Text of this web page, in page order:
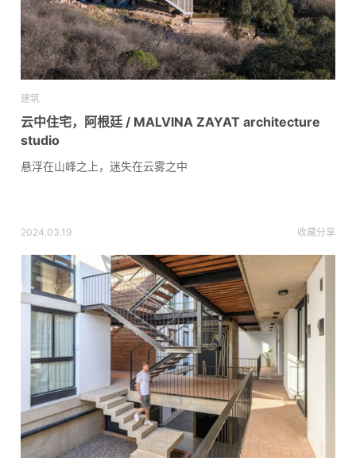
建筑
云中住宅，阿根廷 / MALVINA ZAYAT architecture
studio
悬浮在山峰之上，迷失在云雾之中
2024.03.19 收藏分享